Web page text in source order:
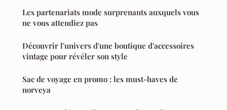
Les partenariats mode surprenants auxquels vous
ne vous attendiez pas
Découvrir l'univers d'une boutique d'accessoires
vintage pour révéler son style
Sac de voyage en promo : les must-haves de
norveya